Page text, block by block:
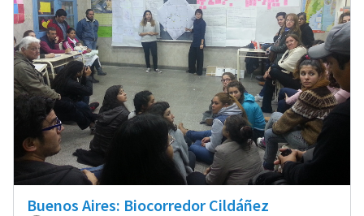
Buenos Aires: Biocorredor Cildáñez